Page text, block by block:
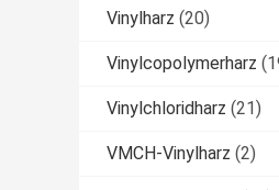
Vinylharz (20)
Vinylcopolymerharz
Vinylchloridharz (21)
VMCH-Vinylharz (2)